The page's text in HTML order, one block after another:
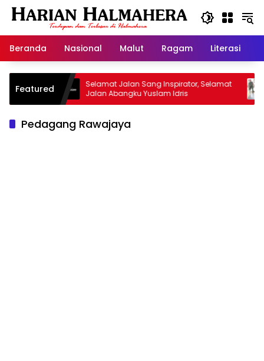
Langsung
Beranda
Nasional Malut Ragam Literasi
Featured
Selamat Jalan Sang Inspirator, Selamat
Jalan Abangku Yuslam Idris
Pedagang Rawajaya